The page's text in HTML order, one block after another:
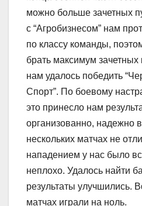
можно больше зачетных
с “Агробизнесом” нам
по классу команды,
брать максимум зачетных
нам удалось победить
Спорт”. По боевому
это принесло нам
организованно, надежно
нескольких матчах не
нападением у нас было
неплохо. Удалось найти
результаты улучшились.
матчах играли на ноль.